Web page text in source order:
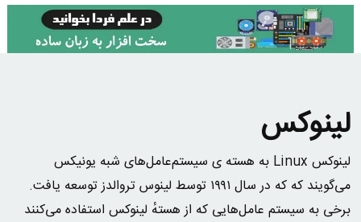
لینوکس
لینوکس Linux به هسته ی سیستم‌عامل‌های شبه یونیکس
می‌گویند که که در سال ۱۹۹۱ توسط لینوس تروالدز توسعه یافت.
برخی به سیستم عامل‌هایی که از هستهٔ لینوکس استفاده می‌کنند